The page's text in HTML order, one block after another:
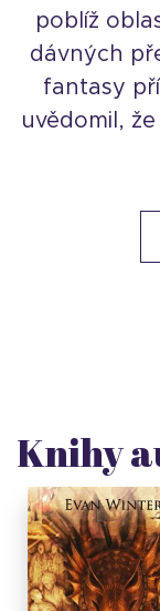
poblíž
dávných
fantasy
uvědomil,
Knihy